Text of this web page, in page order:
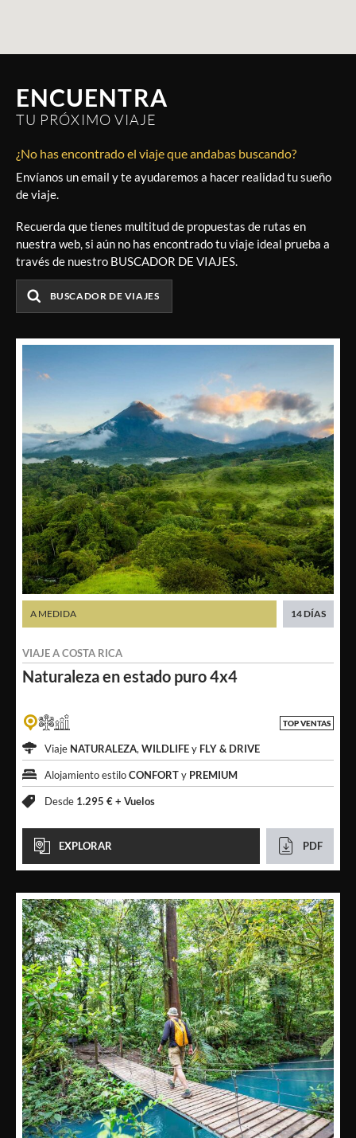
ENCUENTRA
TU PRÓXIMO VIAJE
¿No has encontrado el viaje que andabas buscando?
Envíanos un email y te ayudaremos a hacer realidad tu sueño
de viaje.
Recuerda que tienes multitud de propuestas de rutas en
nuestra web, si aún no has encontrado tu viaje ideal prueba a
través de nuestro BUSCADOR DE VIAJES.
BUSCADOR DE VIAJES
Naturaleza enestado puro 4x4
VIAJE ACOSTA RICA
A MEDIDA 14 DÍAS
TOP VENTAS
Viaje NATURALEZA, WILDLIFEy FLY & DRIVE
Alojamiento estiloCONFORTy PREMIUM
Desde 1.295 € + Vuelos
EXPLORAR PDF